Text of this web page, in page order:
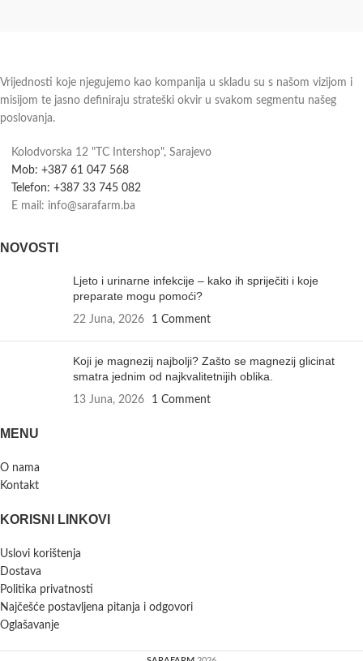
Vrijednosti koje njegujemo kao kompanija u skladu su s našom vizijom i
misijom te jasno definiraju strateški okvir u svakom segmentu našeg
poslovanja.
Kolodvorska 12 "TC Intershop", Sarajevo
Mob: +387 61 047 568
Telefon: +387 33 745 082
E mail: info@sarafarm.ba
NOVOSTI
Ljeto i urinarne infekcije – kako ih spriječiti i koje
preparate mogu pomoći?
22 Juna, 2026 1 Comment
Koji je magnezij najbolji? Zašto se magnezij glicinat
smatra jednim od najkvalitetnijih oblika.
13 Juna, 2026 1 Comment
MENU
O nama
Kontakt
KORISNI LINKOVI
Uslovi korištenja
Dostava
Politika privatnosti
Najčešće postavljena pitanja i odgovori
Oglašavanje